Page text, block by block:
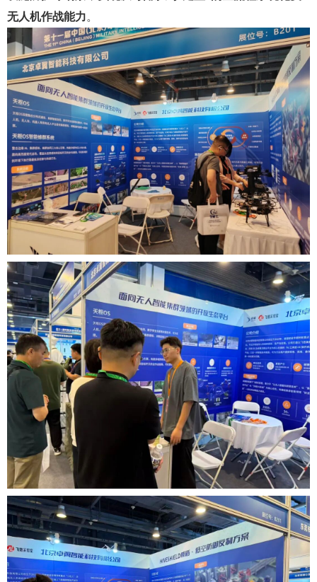
无人机作战能力。